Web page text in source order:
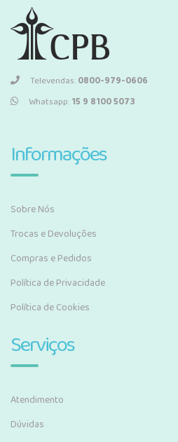
Televendas:0800-979-0606
Whatsapp:15 9 8100 5073
Informações
Sobre Nós
Trocas e Devoluções
Compras e Pedidos
Política de Privacidade
Política de Cookies
Serviços
Atendimento
Dúvidas